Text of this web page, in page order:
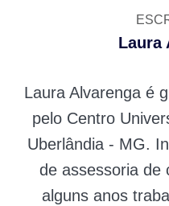
Laura
Laura Alvarenga é
pelo Centro
Uberlândia - MG.
de assessoria de
alguns anos